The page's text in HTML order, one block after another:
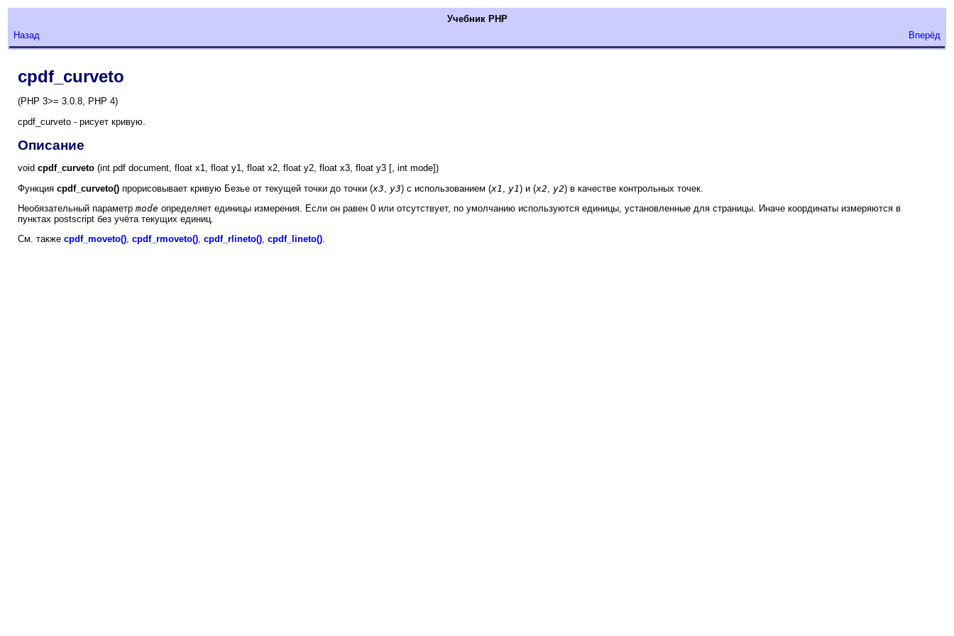
Учебник РНР
Назад
Вперёд
cpdf_curveto
(PHP 3>= 3.0.8, PHP 4)
cpdf_curveto - рисует кривую.
Описание
void cpdf_curveto (int pdf document, float x1, float y1, float x2, float y2, float x3, float y3 [, int mode])
Функция cpdf_curveto() прорисовывает кривую Безье от текущей точки до точки (x3 y3) с использованием (x1 y1) и (x2 y2) в качестве контрольных точек.
Необязательный параметр mode определяет единицы измерения. Если он равен 0 или отсутствует, по умолчанию используются единицы, установленные для страницы. Иначе координаты измеряются в
пунктах postscript без учёта текущих единиц.
См. также cpdf_moveto(), cpdf_rmoveto(), cpdf_rlineto(), cpdf_lineto().